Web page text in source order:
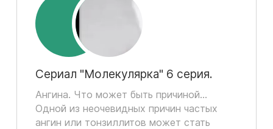
Сериал "Молекулярка" 6 серия.
Ангина. Что может быть причиной...
Одной из неочевидных причин частых
ангин или тонзиллитов может стать